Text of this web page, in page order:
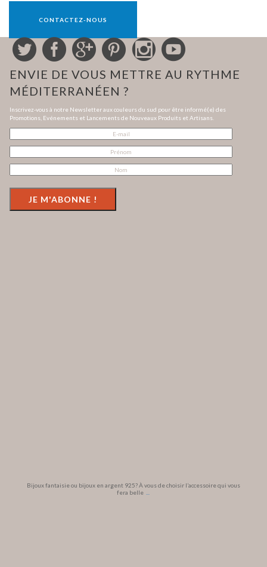
CONTACTEZ-NOUS
ENVIE DE VOUS METTRE AU RYTHME
MÉDITERRANÉEN ?
Inscrivez-vous à notre Newsletter aux couleurs du sud pour être informé(e) des
Promotions, Evénements et Lancements de Nouveaux Produits et Artisans.
Bijoux fantaisie ou bijoux en argent 925? À vous de choisir l’accessoire qui vous
fera belle